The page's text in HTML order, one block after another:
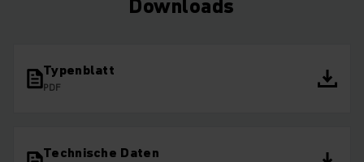
Downloads
Typenblatt
PDF
Technische Daten